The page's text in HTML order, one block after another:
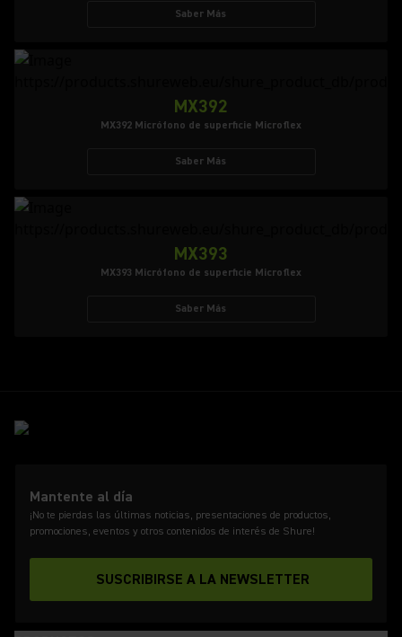
Saber Más
MX392
MX392 Micrófono de superficie Microflex
Saber Más
MX393
MX393 Micrófono de superficie Microflex
Saber Más
Mantente al día
¡No te pierdas las últimas noticias, presentaciones de productos,
promociones, eventos y otros contenidos de interés de Shure!
SUSCRIBIRSE A LA NEWSLETTER